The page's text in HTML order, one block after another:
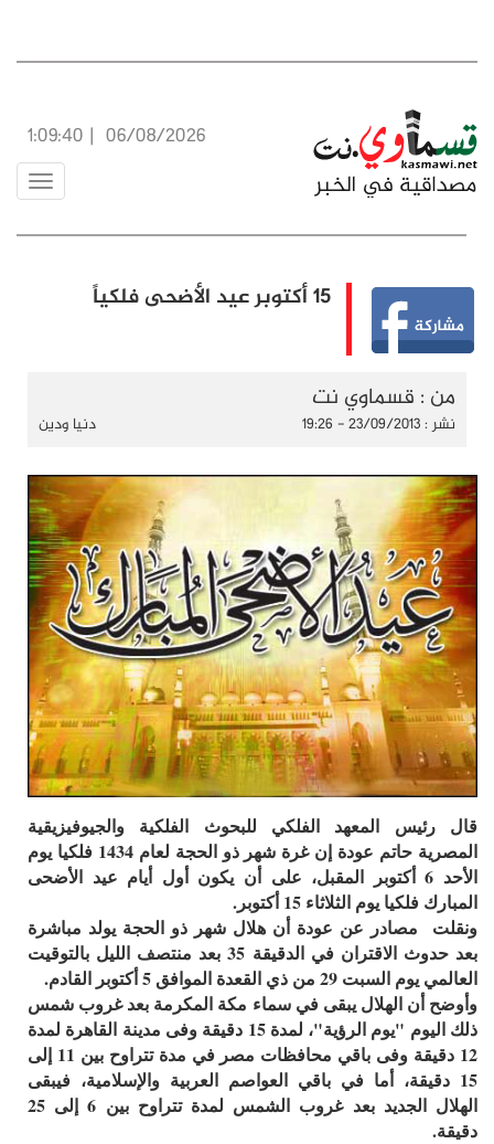
06/08/2026
|
1:09:40
Toggle
15 أكتوبر عيد الأضحى فلكياً
من : قسماوي نت
نشر : 23/09/2013 - 19:26 دنيا ودين
قال رئيس المعهد الفلكي للبحوث الفلكية والجيوفيزيقية
المصرية حاتم عودة إن غرة شهر ذو الحجة لعام 1434 فلكيا يوم
الأحد 6 أكتوبر المقبل، على أن يكون أول أيام عيد الأضحى
المبارك فلكيا يوم الثلاثاء 15 أكتوبر.
ونقلت مصادر عن عودة أن هلال شهر ذو الحجة يولد مباشرة
بعد حدوث الاقتران في الدقيقة 35 بعد منتصف الليل بالتوقيت
العالمي يوم السبت 29 من ذي القعدة الموافق 5 أكتوبر القادم.
وأوضح أن الهلال يبقى في سماء مكة المكرمة بعد غروب شمس
ذلك اليوم "يوم الرؤية"، لمدة 15 دقيقة وفى مدينة القاهرة لمدة
12 دقيقة وفى باقي محافظات مصر في مدة تتراوح بين 11 إلى
15 دقيقة، أما في باقي العواصم العربية والإسلامية، فيبقى
الهلال الجديد بعد غروب الشمس لمدة تتراوح بين 6 إلى 25
دقيقة.